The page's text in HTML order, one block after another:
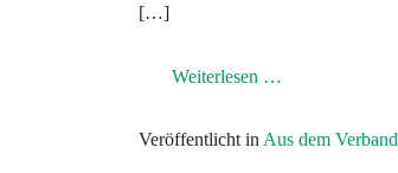
[…]
Weiterlesen …
Veröffentlicht in Aus dem Verband